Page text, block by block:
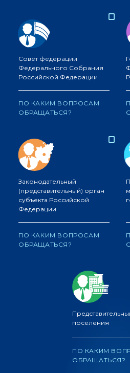
Совет федерации
Федерального Собрания
Российской Федерации
ПО КАКИМ ВОПРОСАМ
ОБРАЩАТЬСЯ?
Законодательный
(представительный) орган
субъекта Российской
Федерации
ПО КАКИМ ВОПРОСАМ
ОБРАЩАТЬСЯ?
поселения
ПО КАКИМ
ОБРАЩАТЬСЯ?